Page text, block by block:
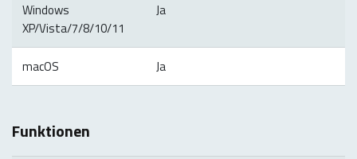
Windows
XP/Vista/7/8/10/11
Ja
macOS Ja
Funktionen